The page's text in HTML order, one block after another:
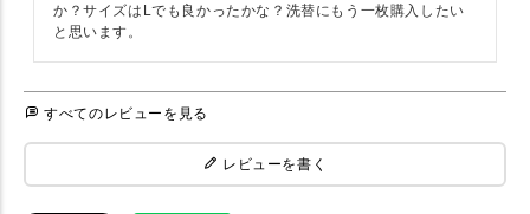
か？サイズはLでも良かったかな？洗替にもう一枚購入したい
すべてのレビューを見る
レビューを書く